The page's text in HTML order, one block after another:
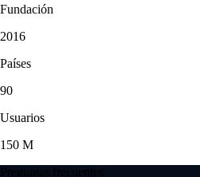
Fundación
2016
Países
90
Usuarios
150 M
Preguntas frecuentes